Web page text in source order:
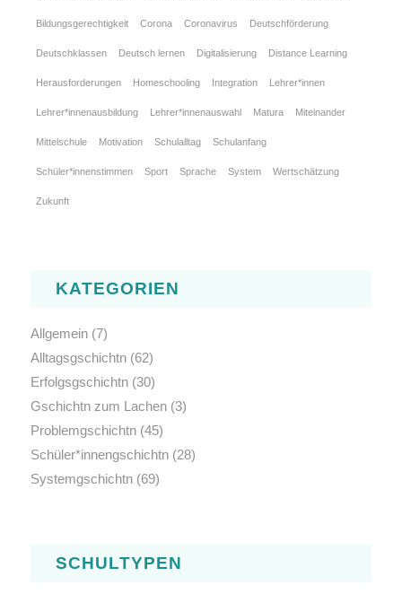
Bildungsgerechtigkeit Corona Coronavirus Deutschförderung
Deutschklassen Deutsch lernen Digitalisierung Distance Learning
Herausforderungen Homeschooling Integration Lehrer*innen
Lehrer*innenausbildung Lehrer*innenauswahl Matura Miteinander
Mittelschule Motivation Schulalltag Schulanfang
Schüler*innenstimmen Sport Sprache System Wertschätzung
Zukunft
KATEGORIEN
Allgemein(7)
Alltagsgschichtn(62)
Erfolgsgschichtn(30)
Gschichtn zum Lachen(3)
Problemgschichtn(45)
Schüler*innengschichtn(28)
Systemgschichtn(69)
SCHULTYPEN